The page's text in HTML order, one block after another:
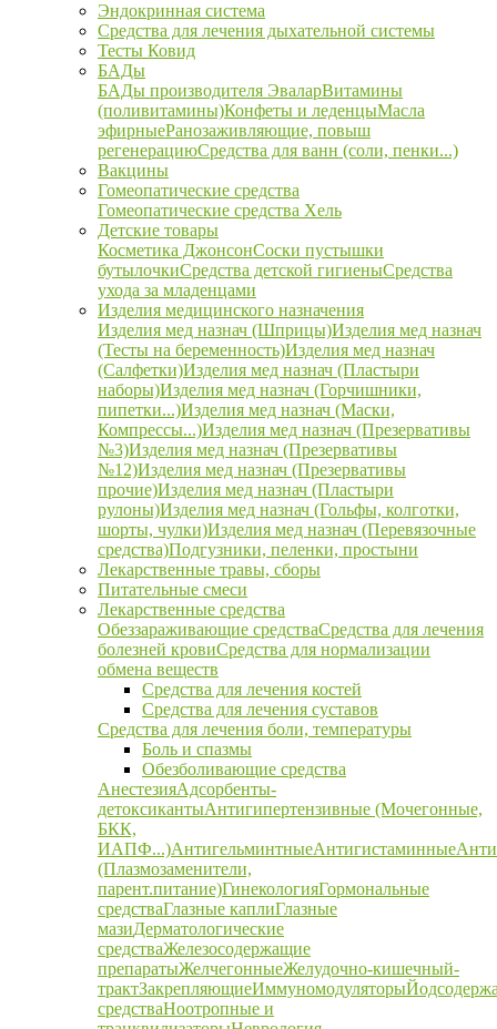
Эндокринная система
Средства для лечения дыхательной системы
Тесты Ковид
БАДы
БАДы производителя ЭваларВитамины
(поливитамины)Конфеты и леденцыМасла
эфирныеРанозаживляющие, повыш
регенерациюСредства для ванн (соли, пенки...)
Вакцины
Гомеопатические средства
Гомеопатические средства Хель
Детские товары
Косметика ДжонсонСоски пустышки
бутылочкиСредства детской гигиеныСредства
ухода за младенцами
Изделия медицинского назначения
Изделия мед назнач (Шприцы)Изделия мед назнач
(Тесты на беременность)Изделия мед назнач
(Салфетки)Изделия мед назнач (Пластыри
наборы)Изделия мед назнач (Горчишники,
пипетки...)Изделия мед назнач (Маски,
Компрессы...)Изделия мед назнач (Презервативы
№3)Изделия мед назнач (Презервативы
№12)Изделия мед назнач (Презервативы
прочие)Изделия мед назнач (Пластыри
рулоны)Изделия мед назнач (Гольфы, колготки,
шорты, чулки)Изделия мед назнач (Перевязочные
средства)Подгузники, пеленки, простыни
Лекарственные травы, сборы
Питательные смеси
Лекарственные средства
Обеззараживающие средстваСредства для лечения
болезней кровиСредства для нормализации
обмена веществ
Средства для лечения костей
Средства для лечения суставов
Средства для лечения боли, температуры
Боль и спазмы
Обезболивающие средства
АнестезияАдсорбенты-
детоксикантыАнтигипертензивные (Мочегонные,
БКК,
ИАПФ...)АнтигельминтныеАнтигистаминные
(Плазмозаменители,
парент.питание)ГинекологияГормональные
средстваГлазные каплиГлазные
мазиДерматологические
средстваЖелезосодержащие
препаратыЖелчегонныеЖелудочно-кишечный-
трактЗакрепляющиеИммуномодуляторы
средстваНоотропные и